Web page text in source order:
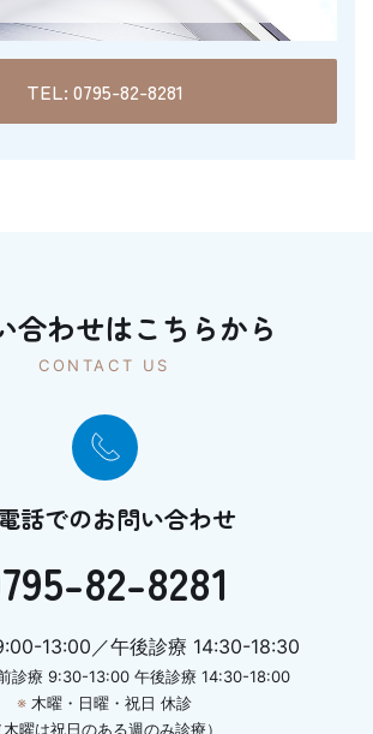
TEL: 0795-82-8281
合わせはこちらから
CONTACT US
話でのお問い合わせ
82-8281
13:00／午後診療 14:30-18:30
診療 9:30-13:00 午後診療 14:30-18:00
※ 木曜・日曜・祝日 休診
木曜は祝日のある週のみ診療）